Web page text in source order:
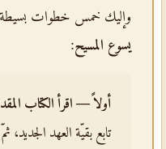
وإليك خمس خطوات بسيطة
يسوع المسيح:
أولاً — اقرأ الكتاب
تابع بقيّة العهد الجديد،